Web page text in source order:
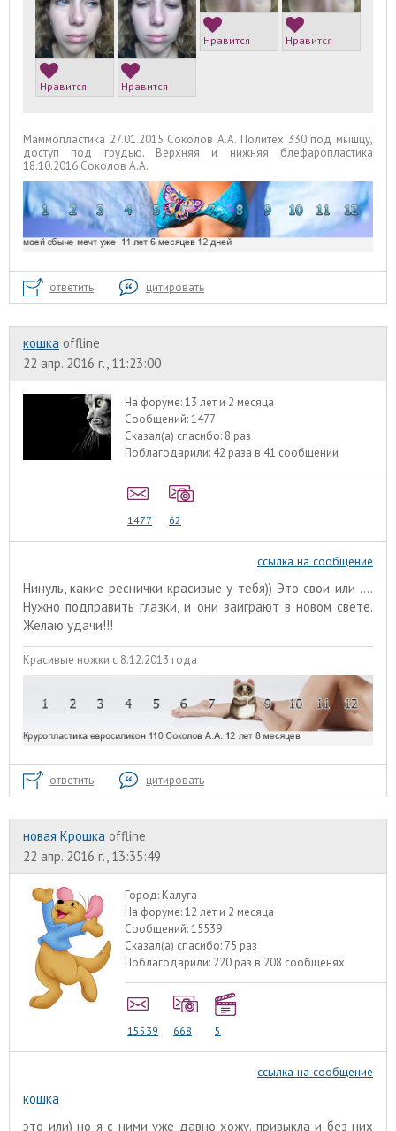
Нравится Нравится
Нравится Нравится
Маммопластика 27.01.2015 Соколов А.А. Политех 330 под мышцу,
доступ под грудью. Верхняя и нижняя блефаропластика
18.10.2016 Соколов А.А.
ответить цитировать
кошка offline
22 апр. 2016 г., 11:23:00
На форуме:13 лет и 2 месяца
Сообщений:1477
Сказал(а) спасибо: 8 раз
Поблагодарили: 42 раза в 41 сообщении
1477 62
ссылка на сообщение
Нинуль, какие реснички красивые у тебя)) Это свои или ....
Нужно подправить глазки, и они заиграют в новом свете.
Желаю удачи!!!
Красивые ножки с 8.12.2013 года
ответить цитировать
новая Крошка offline
22 апр. 2016 г., 13:35:49
Город: Калуга
На форуме:12 лет и 2 месяца
Сообщений:15539
Сказал(а) спасибо: 75 раз
Поблагодарили: 220 раз в 208 сообщенях
15539 668 5
ссылка на сообщение
кошка
это или) но я с ними уже давно хожу. привыкла и без них